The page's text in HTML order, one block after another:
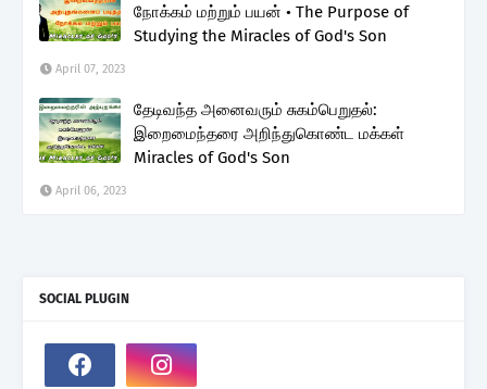
நோக்கம் மற்றும் பயன் • The Purpose of
Studying the Miracles of God's Son
April 07, 2023
தேடிவந்த அனைவரும் சுகம்பெறுதல்:
இறைமைந்தரை அறிந்துகொண்ட மக்கள்
Miracles of God's Son
April 06, 2023
SOCIAL PLUGIN